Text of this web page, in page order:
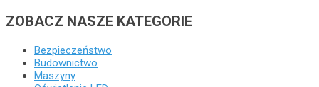
ZOBACZ NASZE KATEGORIE
Bezpieczeństwo
Budownictwo
Maszyny